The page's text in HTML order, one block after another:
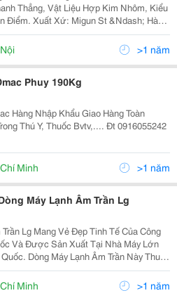
Thẳng, Vật Liệu Hợp Kim Nhôm, Kiểu
Điểm. Xuất Xứ: Migun St &Ndash; Hàn
Cân Điện Tử Với Độ Chính Xác Cao...
>1 năm
Phuy 190Kg
Hàng Nhập Khẩu Giao Hàng Toàn
Thú Y, Thuốc Bvtv,.... Đt 0916055242
Minh >1 năm
Máy Lạnh Âm Trần Lg
Lg Mang Vẻ Đẹp Tinh Tế Của Công
Và Được Sản Xuất Tại Nhà Máy Lớn
Dòng Máy Lạnh Âm Trần Này Thu
Dùng Khi Có Giá Thành Rẻ Dù Đến Từ
Nổi Tiếng Trên Thế Giới. Trong Bài Viết
Minh >1 năm